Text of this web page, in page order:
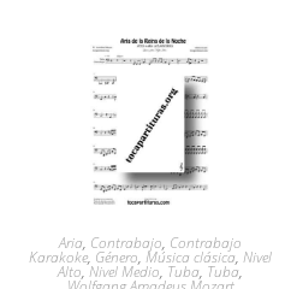
Aria, Contrabajo, Contrabajo
Karakoke, Género, Música clásica, Nivel
Alto,Nivel Medio, Tuba, Tuba,